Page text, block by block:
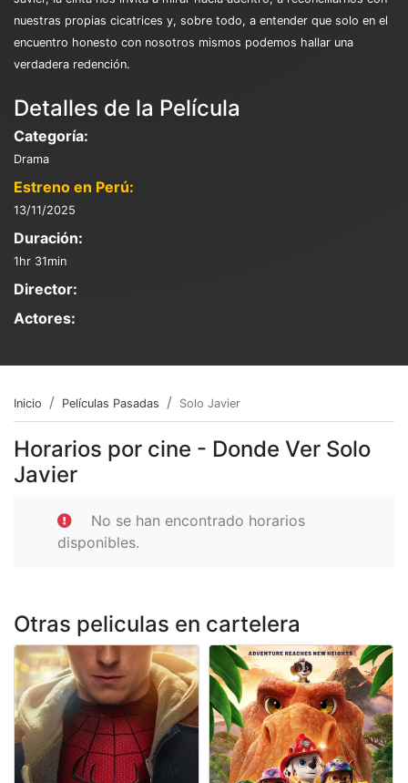
nuestras propias cicatrices y, sobre todo, a entender que solo en el
encuentro honesto con nosotros mismos podemos hallar una
verdadera redención.
Detalles de la Película
Categoría:
Drama
Estreno en Perú:
13/11/2025
Duración:
1hr 31min
Director:
Actores:
Inicio Películas Pasadas Solo Javier
Horarios por cine - Donde Ver Solo
Javier
No se han encontrado horarios
disponibles.
Otras peliculas en cartelera